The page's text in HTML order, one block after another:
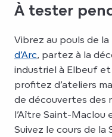
À tester
Vibrez au pouls de
d’Arc, partez à la
industriel à Elbeuf
profitez d’ateliers
de découvertes des
l’Aître Saint-Maclou
Suivez le cours de la